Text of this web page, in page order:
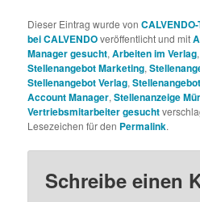
Dieser Eintrag wurde vonCALVENDO-
bei CALVENDOveröffentlicht und mit
Manager gesucht,Arbeiten im Verlag
Stellenangebot Marketing,
Stellenangebot Verlag,
Account Manager,Stellenanzeige
Vertriebsmitarbeiter gesucht
Lesezeichen für den Permalink.
Schreibe einen